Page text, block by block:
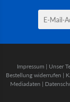
Impressum | Unser
Bestellung widerrufen |
Mediadaten |